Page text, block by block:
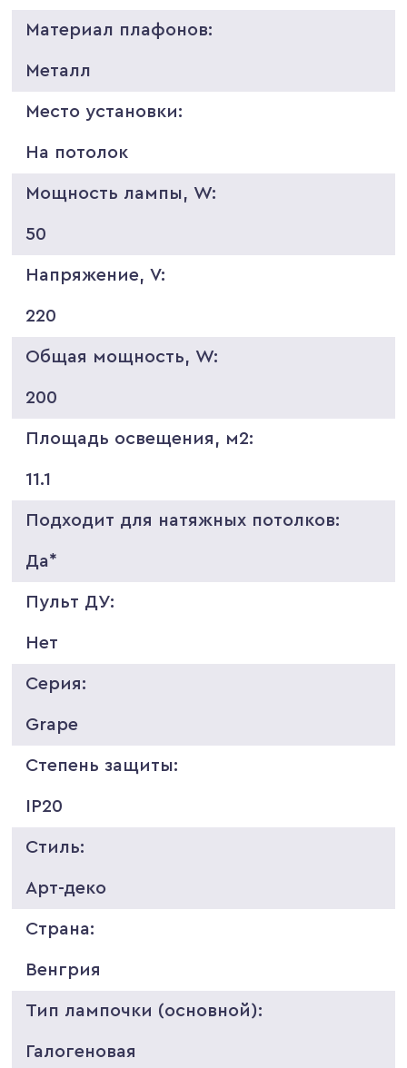
Материал плафонов:
Металл
Место установки:
На потолок
Мощность лампы, W:
50
Напряжение, V:
220
Общая мощность, W:
200
Площадь освещения, м2:
11.1
Подходит для натяжных потолков:
Да*
Пульт ДУ:
Нет
Серия:
Grape
Степень защиты:
IP20
Стиль:
Арт-деко
Страна:
Венгрия
Тип лампочки (основной):
Галогеновая